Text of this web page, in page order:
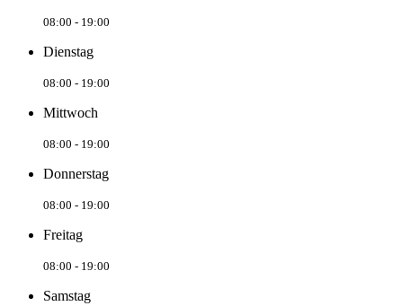
08:00 - 19:00
Dienstag
08:00 - 19:00
Mittwoch
08:00 - 19:00
Donnerstag
08:00 - 19:00
Freitag
08:00 - 19:00
Samstag